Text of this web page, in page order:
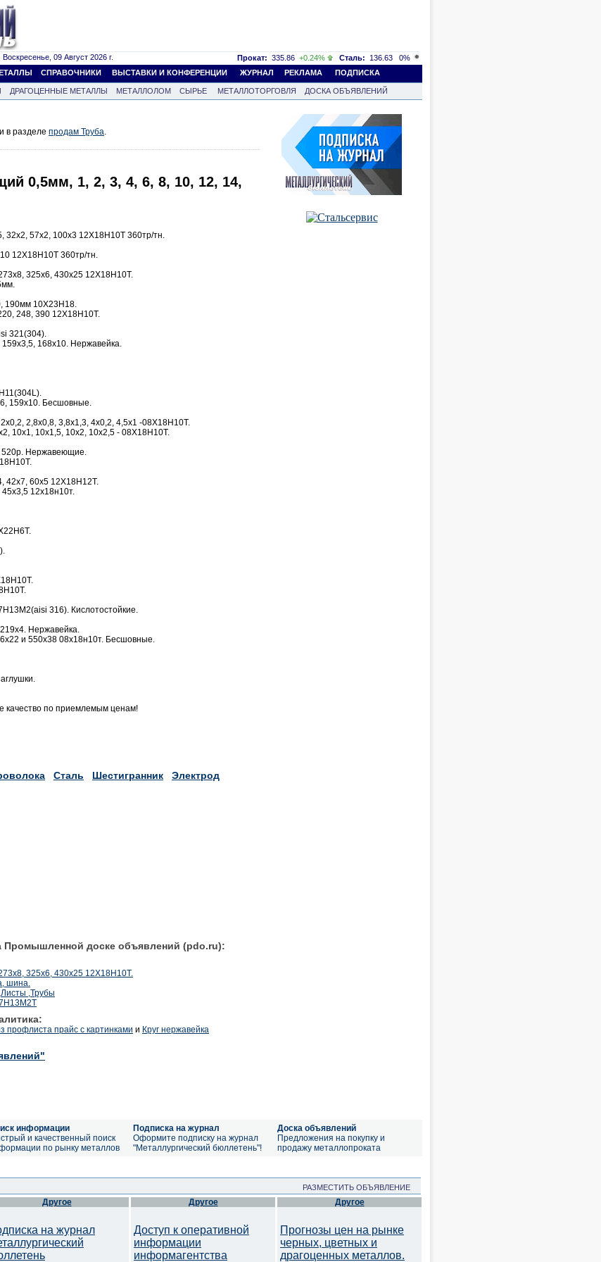
09 Август 2026 г. Прокат: 335.86 +0.24% Сталь: 136.63
0%
СПРАВОЧНИКИ ВЫСТАВКИ И КОНФЕРЕНЦИИ ЖУРНАЛ РЕКЛАМА ПОДПИСКА
ДРАГОЦЕННЫЕ МЕТАЛЛЫ МЕТАЛЛОЛОМ СЫРЬЕ МЕТАЛЛОТОРГОВЛЯ
ДОСКА ОБЪЯВЛЕНИЙ
в разделе продам Труба.
0,5мм, 1, 2, 3, 4, 6, 8, 10, 12, 14,
57х2, 100х3 12Х18Н10Т 360тр/тн.
12Х18Н10Т 360тр/тн.
325х6, 430х25 12Х18Н10Т.
190мм 10Х23Н18.
248, 390 12Х18Н10Т.
321(304).
168х10. Нержавейка.
159х10. Бесшовные.
2,8х0,8, 3,8х1,3, 4х0,2, 4,5х1 -08Х18Н10Т.
10х1, 10х1,5, 10х2, 10х2,5 - 08Х18Н10Т.
Нержавеющие.
42х7, 60х5 12Х18Н12Т.
12х18н10т.
316). Кислотостойкие.
Нержавейка.
и 550х38 08х18н10т. Бесшовные.
по приемлемым ценам!
Сталь Шестигранник Электрод
Промышленной доске объявлений (pdo.ru):
325х6, 430х25 12Х18Н10Т.
шина.
,Трубы
профлиста прайс с картинками и Круг нержавейка
информации
и качественный поиск
по рынку металлов
Подписка на журнал
Оформите подписку на журнал
"Металлургический бюллетень"!
Доска объявлений
Предложения на покупку и
продажу металлопроката
РАЗМЕСТИТЬ ОБЪЯВЛЕНИЕ
Другое
на журнал
Другое
Доступ к оперативной
информации
информагентства
Другое
Прогнозы цен на рынке
черных, цветных и
драгоценных металлов.